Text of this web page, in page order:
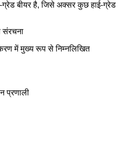
ग्रेड बीयर है, जिसे अक्सर कुछ हाई-ग्रेड
संरचना
में मुख्य रूप से निम्नलिखित
प्रणाली